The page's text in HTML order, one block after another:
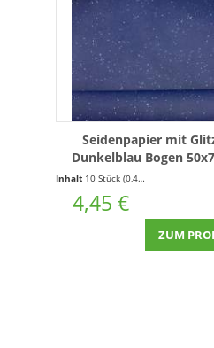
Seidenpapier mit
Dunkelblau Bogen
18g/m² 10 Bogen
Inhalt 10 Stück (0,45 € * / 1 Stück)
4,45 €
ZUM